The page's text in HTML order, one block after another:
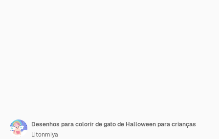
Desenhos para colorir de gato de Halloween para crianças
Litonmiya